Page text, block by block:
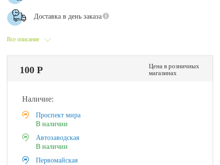
Все описание
Доставка в день заказа
100 Р
Цена в розничных
магазинах
Наличие:
Проспект мира
В наличии
Автозаводская
В наличии
Первомайская